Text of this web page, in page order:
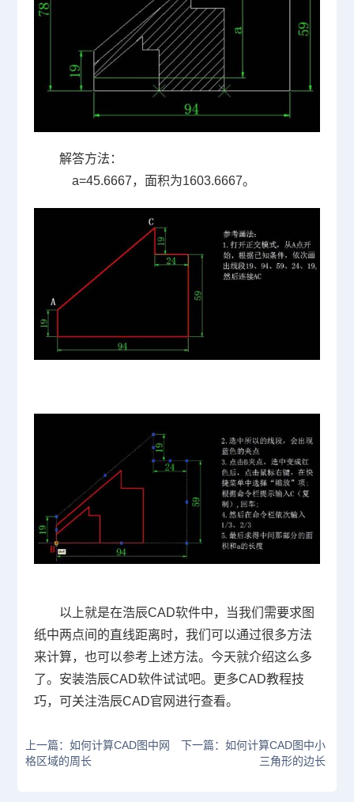
解答方法：
a=45.6667，面积为1603.6667。
以上就是在浩辰CAD软件中，当我们需要求图
纸中两点间的直线距离时，我们可以通过很多方法
来计算，也可以参考上述方法。今天就介绍这么多
了。安装浩辰CAD软件试试吧。更多CAD教程技
巧，可关注浩辰CAD官网进行查看。
上一篇：如何计算CAD图中网
格区域的周长
下一篇：如何计算CAD图中小
三角形的边长